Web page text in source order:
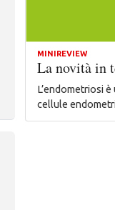
MINIREVIEW
La novità in
L’endometriosi
cellule